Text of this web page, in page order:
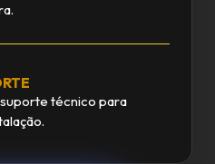
técnico para